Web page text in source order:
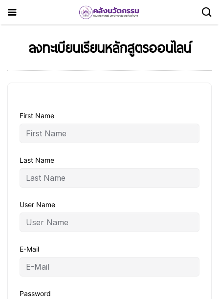
ลงทะเบียนเรียนหลักสูตรออนไลน์
First Name
Last Name
User Name
E-Mail
Password